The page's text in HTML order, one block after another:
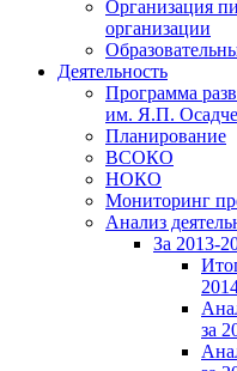
Организация
организации
Деятельность
Программа
им. Я.П.
Планирование
ВСОКО
НОКО
Мониторинг
Анализ
За 2013-
за